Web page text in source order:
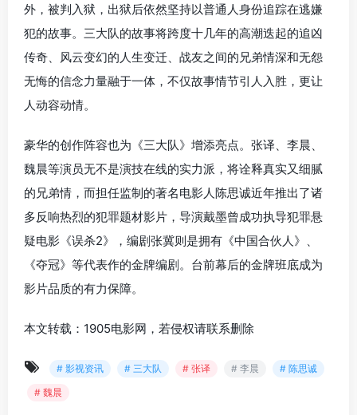
外，被判入狱，出狱后依然坚持以普通人身份追踪在逃嫌
犯的故事。三大队的故事将跨度十几年的高潮迭起的追凶
传奇、风云变幻的人生变迁、战友之间的兄弟情深和无怨
无悔的信念力量融于一体，不仅故事情节引人入胜，更让
人动容动情。
豪华的创作阵容也为《三大队》增添亮点。张译、李晨、
魏晨等演员无不是演技在线的实力派，将诠释真实又细腻
的兄弟情，而担任监制的著名电影人陈思诚近年推出了诸
多反响热烈的犯罪题材影片，导演戴墨曾成功执导犯罪悬
疑电影《误杀2》，编剧张冀则是拥有《中国合伙人》、
《夺冠》等代表作的金牌编剧。台前幕后的金牌班底成为
影片品质的有力保障。
本文转载：1905电影网，若侵权请联系删除
# 影视资讯 # 三大队 # 张译 # 李晨
# 陈思诚
# 魏晨